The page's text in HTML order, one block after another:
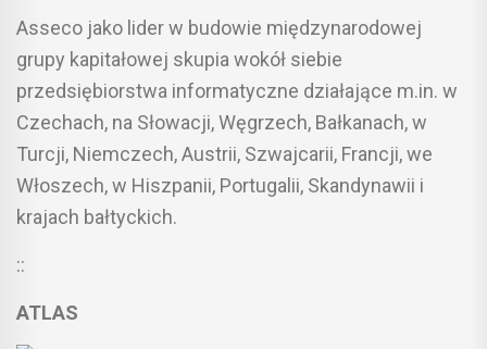
Asseco jako lider w budowie międzynarodowej
grupy kapitałowej skupia wokół siebie
przedsiębiorstwa informatyczne działające m.in. w
Czechach, na Słowacji, Węgrzech, Bałkanach, w
Turcji, Niemczech, Austrii, Szwajcarii, Francji, we
Włoszech, w Hiszpanii, Portugalii, Skandynawii i
krajach bałtyckich.
::
ATLAS